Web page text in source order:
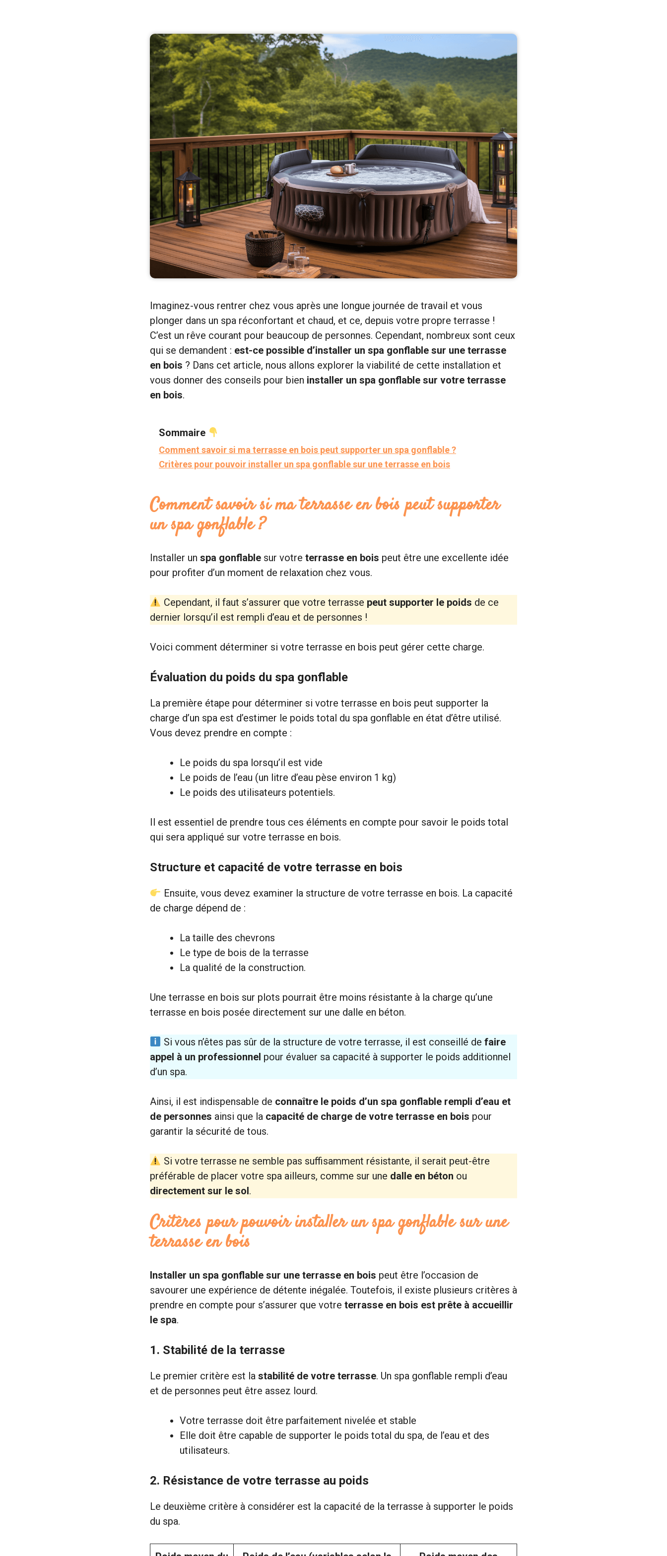
Imaginez-vous rentrer chez vous après une longue journée de travail et vous
plonger dans un spa réconfortant et chaud, et ce, depuis votre propre terrasse !
C’est un rêve courant pour beaucoup de personnes. Cependant, nombreux sont ceux
qui se demandent : est-ce possible d’installer un spa gonflable sur une terrasse
en bois ? Dans cet article, nous allons explorer la viabilité de cette installation et
vous donner des conseils pour bien installer un spa gonflable sur votre terrasse
en bois.
Sommaire
Comment savoir si ma terrasse en bois peut supporter un spa gonflable ?
Critères pour pouvoir installer un spa gonflable sur une terrasse en bois
Comment savoir si ma terrasse en bois peut supporter
un spa gonflable ?
Installer un spa gonflable sur votre terrasse en bois peut être une excellente idée
pour profiter d’un moment de relaxation chez vous.
Cependant, il faut s’assurer que votre terrasse peut supporter le poids de ce
dernier lorsqu’il est rempli d’eau et de personnes !
Voici comment déterminer si votre terrasse en bois peut gérer cette charge.
Évaluation du poids du spa gonflable
La première étape pour déterminer si votre terrasse en bois peut supporter la
charge d’un spa est d’estimer le poids total du spa gonflable en état d’être utilisé.
Vous devez prendre en compte :
Le poids du spa lorsqu’il est vide
Le poids de l’eau (un litre d’eau pèse environ 1 kg)
Le poids des utilisateurs potentiels.
Il est essentiel de prendre tous ces éléments en compte pour savoir le poids total
qui sera appliqué sur votre terrasse en bois.
Structure et capacité de votre terrasse en bois
Ensuite, vous devez examiner la structure de votre terrasse en bois. La capacité
de charge dépend de :
La taille des chevrons
Le type de bois de la terrasse
La qualité de la construction.
Une terrasse en bois sur plots pourrait être moins résistante à la charge qu’une
terrasse en bois posée directement sur une dalle en béton.
Si vous n’êtes pas sûr de la structure de votre terrasse, il est conseillé de faire
appel à un professionnel pour évaluer sa capacité à supporter le poids additionnel
d’un spa.
Ainsi, il est indispensable de connaître le poids d’un spa gonflable rempli d’eau et
de personnes ainsi que la capacité de charge de votre terrasse en bois pour
garantir la sécurité de tous.
Si votre terrasse ne semble pas suffisamment résistante, il serait peut-être
préférable de placer votre spa ailleurs, comme sur une dalle en béton ou
directement sur le sol.
Critères pour pouvoir installer un spa gonflable sur une
terrasse en bois
Installer un spa gonflable sur une terrasse en bois peut être l’occasion de
savourer une expérience de détente inégalée. Toutefois, il existe plusieurs critères à
prendre en compte pour s’assurer que votre terrasse en bois est prête à accueillir
le spa.
1. Stabilité de la terrasse
Le premier critère est la stabilité de votre terrasse. Un spa gonflable rempli d’eau
et de personnes peut être assez lourd.
Votre terrasse doit être parfaitement nivelée et stable
Elle doit être capable de supporter le poids total du spa, de l’eau et des
utilisateurs.
2. Résistance de votre terrasse au poids
Le deuxième critère à considérer est la capacité de la terrasse à supporter le poids
du spa.